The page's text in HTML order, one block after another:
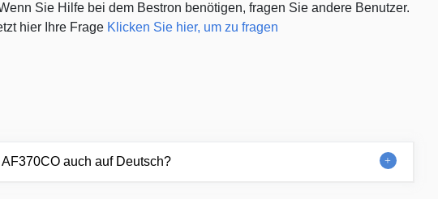
Sie Hilfe bei dem Bestron benötigen, fragen Sie andere Benutzer.
hier Ihre Frage Klicken Sie hier, um zu fragen
auch auf Deutsch?